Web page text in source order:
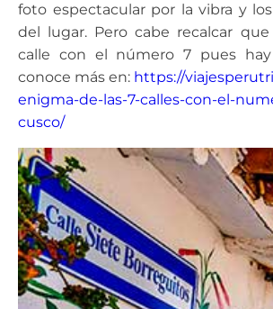
foto espectacular por la vibra y
del lugar. Pero cabe recalcar
calle con el número 7 pues
conoce más en: https://
enigma-de-las-7-calles-con-el-
cusco/